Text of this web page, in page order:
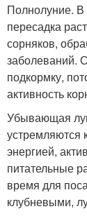
Полнолуние. В
пересадка
сорняков,
заболеваний.
подкормку,
активность
Убывающая
устремляются
энергией,
питательные
время для
клубневыми,